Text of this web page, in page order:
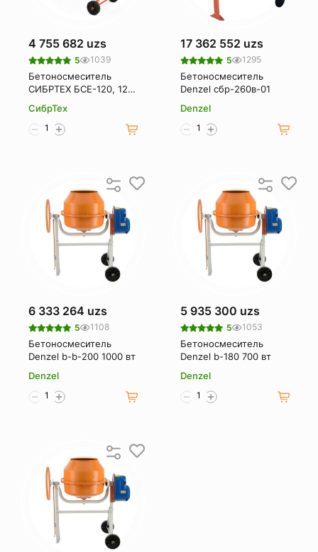
4 755 682 uzs
5 1039
Бетоносмеситель
СИБРТЕХ БСЕ-120, 120
СибрТех
17 362 552 uzs
5 1295
Бетоносмеситель
Denzel сбр-260в-01
Denzel
6 333 264 uzs
5 1108
Бетоносмеситель
Denzel b-b-200 1000 вт
Denzel
5 935 300 uzs
5 1053
Бетоносмеситель
Denzel b-180 700 вт
Denzel